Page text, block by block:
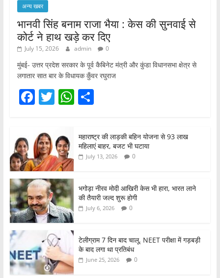
अन्य खबर
भानवी सिंह बनाम राजा भैया : केस की सुनवाई से
कोर्ट ने हाथ खड़े कर दिए
July 15, 2026 admin 0
मुंबई- उत्तर प्रदेश सरकार के पूर्व कैबिनेट मंत्री और कुंडा विधानसभा क्षेत्र से
लगातार सात बार के विधायक कुँवर रघुराज
F
c
e
b
o
o
k
T
er
W
s
A
p
S
ar
e
महाराष्ट्र की लाड़की बहिन योजना से 93 लाख
महिलाएं बाहर, बजट भी घटाया
July 13, 2026 0
भगोड़ा नीरव मोदी आखिरी केस भी हारा, भारत लाने
की तैयारी जल्द शुरू होगी
July 6, 2026 0
टेलीग्राम 7 दिन बाद चालू, NEET परीक्षा में गड़बड़ी
के बाद लगा था प्रतिबंध
June 25, 2026 0